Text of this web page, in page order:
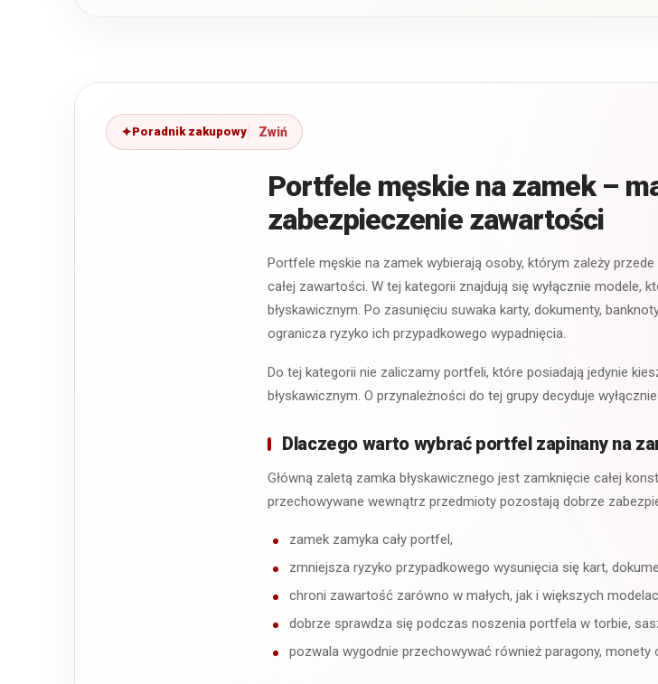
Poradnik zakupowy
Portfele męskie na zamek –
zabezpieczenie zawartości
Portfele męskie na zamek wybierają osoby, którym zależy
całej zawartości. W tej kategorii znajdują się wyłącznie modele,
błyskawicznym. Po zasunięciu suwaka karty, dokumenty,
ogranicza ryzyko ich przypadkowego wypadnięcia.
Do tej kategorii nie zaliczamy portfeli, które posiadają jedynie
błyskawicznym. O przynależności do tej grupy decyduje
Dlaczego warto wybrać portfel zapinany na
Główną zaletą zamka błyskawicznego jest zamknięcie całej
przechowywane wewnątrz przedmioty pozostają dobrze
zamek zamyka cały portfel,
zmniejsza ryzyko przypadkowego wysunięcia się kart,
chroni zawartość zarówno w małych, jak i większych
dobrze sprawdza się podczas noszenia portfela w torbie,
pozwala wygodnie przechowywać również paragony, monety